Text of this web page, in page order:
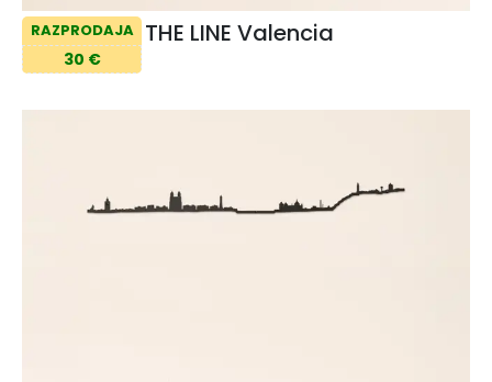
RAZPRODAJA
30 €
THE LINE Valencia